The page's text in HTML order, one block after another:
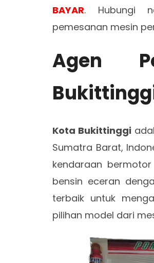
BAYAR. Hubungi
pemesanan mesin
Agen
Kota Bukittinggi
Sumatra Barat,
kendaraan
bensin eceran
terbaik untuk
pilihan model dari